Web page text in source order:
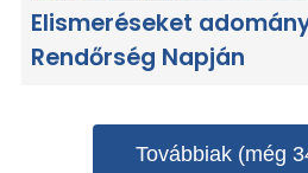
Elismeréseket
Rendőrség Napján
Továbbiak (még